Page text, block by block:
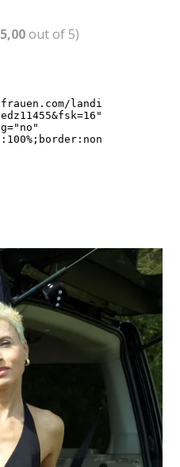
5,00out of 5)